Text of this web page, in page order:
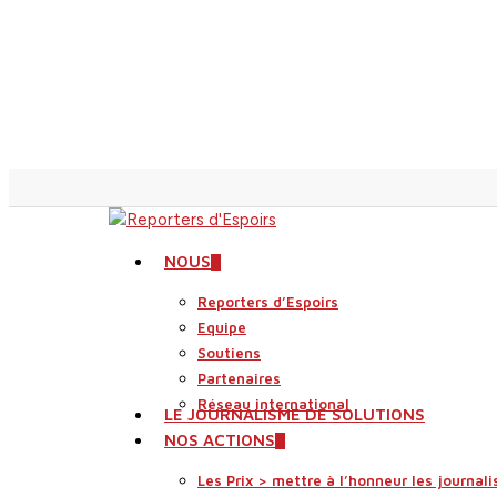
search
Menu NOUS
Reporters d’Espoirs
Equipe
Soutiens
Partenaires
Réseau international
LE JOURNALISME DE SOLUTIONS
NOS ACTIONS
Les Prix > mettre à l’honneur les